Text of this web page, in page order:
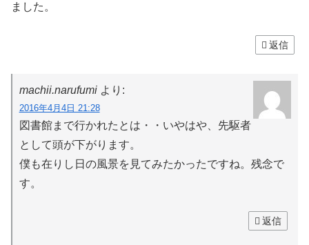
ました。
返信
machii.narufumi より:
2016年4月4日 21:28
図書館まで行かれたとは・・いやはや、先駆者
として頭が下がります。
僕も在りし日の風景を見てみたかったですね。残念で
す。
返信